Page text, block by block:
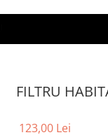
FILTRU
123,00 Lei